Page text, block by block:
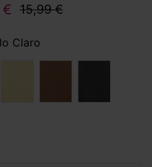
€ 15,99 €
Claro